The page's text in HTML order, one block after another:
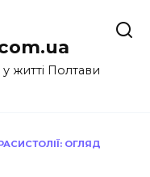
житті Полтави
ОГЛЯД